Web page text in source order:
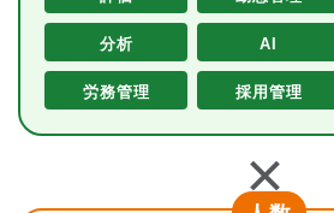
分析 AI
労務管理 採用管理
＋